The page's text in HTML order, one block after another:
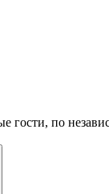
гости, по